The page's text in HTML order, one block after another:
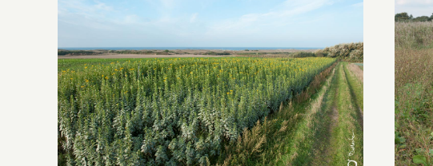
Quelle est cette plante ? Gagnez une
citrouille ;)